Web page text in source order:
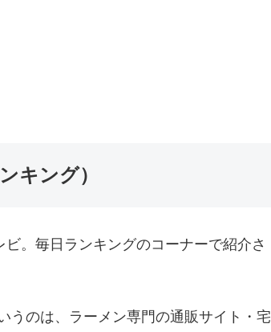
キング）
。毎日ランキングのコーナーで紹介さ
うのは、ラーメン専門の通販サイト・宅